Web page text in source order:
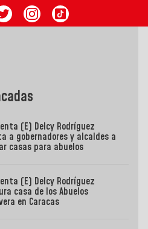
(E) Delcy Rodríguez
a gobernadores y alcaldes a
casas para abuelos
(E) Delcy Rodríguez
casa de los Abuelos
en Caracas